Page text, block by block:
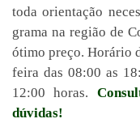
toda orientação
grama na região de
ótimo preço. Horário
feira das 08:00 as
12:00 horas.
dúvidas!